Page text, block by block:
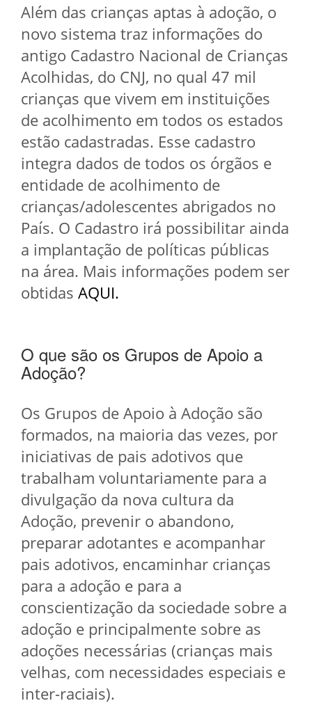
Além das crianças aptas à adoção, o
novo sistema traz informações do
antigo Cadastro Nacional de Crianças
Acolhidas, do CNJ, no qual 47 mil
crianças que vivem em instituições
de acolhimento em todos os estados
estão cadastradas. Esse cadastro
integra dados de todos os órgãos e
entidade de acolhimento de
crianças/adolescentes abrigados no
País. O Cadastro irá possibilitar ainda
a implantação de políticas públicas
na área. Mais informações podem ser
obtidas AQUI.
O que são os Grupos de Apoio a
Adoção?
Os Grupos de Apoio à Adoção são
formados, na maioria das vezes, por
iniciativas de pais adotivos que
trabalham voluntariamente para a
divulgação da nova cultura da
Adoção, prevenir o abandono,
preparar adotantes e acompanhar
pais adotivos, encaminhar crianças
para a adoção e para a
conscientização da sociedade sobre a
adoção e principalmente sobre as
adoções necessárias (crianças mais
velhas, com necessidades especiais e
inter-raciais).